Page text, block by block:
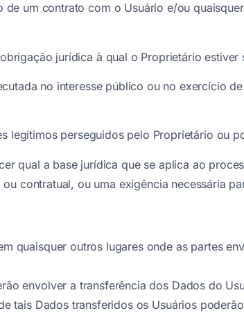
um contrato com o Usuário e/ou
jurídica à qual o Proprietário estiver
no interesse público ou no exercício
legítimos perseguidos pelo Proprietário ou
qual a base jurídica que se aplica ao
contratual, ou uma exigência necessária
quaisquer outros lugares onde as partes
envolver a transferência dos Dados do
tais Dados transferidos os Usuários